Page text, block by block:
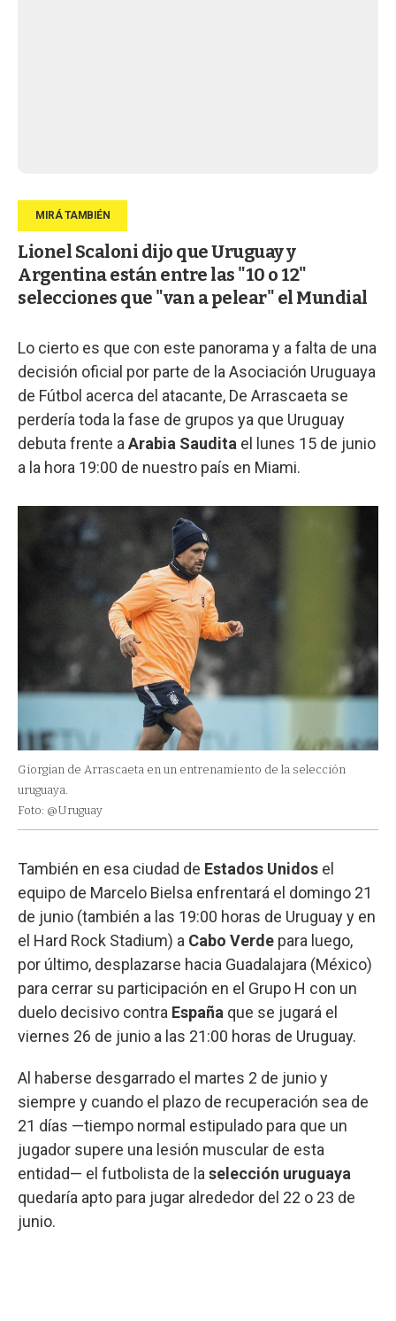
Lionel Scaloni dijo que Uruguay y
Argentina están entre las "10 o 12"
selecciones que "van a pelear" el Mundial
Lo cierto es que con este panorama y a falta de una
decisión oficial por parte de la Asociación Uruguaya
de Fútbol acerca del atacante, De Arrascaeta se
perdería toda la fase de grupos ya que Uruguay
debuta frente a Arabia Saudita el lunes 15 de junio
a la hora 19:00 de nuestro país en Miami.
Giorgian de Arrascaeta en un entrenamiento de la selección
uruguaya.
Foto: @Uruguay
También en esa ciudad de Estados Unidos el
equipo de Marcelo Bielsa enfrentará el domingo 21
de junio (también a las 19:00 horas de Uruguay y en
el Hard Rock Stadium) a Cabo Verde para luego,
por último, desplazarse hacia Guadalajara (México)
para cerrar su participación en el Grupo H con un
duelo decisivo contra España que se jugará el
viernes 26 de junio a las 21:00 horas de Uruguay.
Al haberse desgarrado el martes 2 de junio y
siempre y cuando el plazo de recuperación sea de
21 días —tiempo normal estipulado para que un
jugador supere una lesión muscular de esta
entidad— el futbolista de la selección uruguaya
quedaría apto para jugar alrededor del 22 o 23 de
junio.